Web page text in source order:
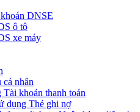
DNSE
ô tô
xe máy
nhân
khoản thanh toán
dụng Thẻ ghi nợ